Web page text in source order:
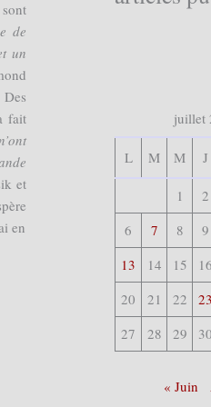
de
un
fait
et
en
juillet
L M M J
1 2
6
7 8 9
13
14 15 16
20
21 22 23
27
28 29 30
« Juin